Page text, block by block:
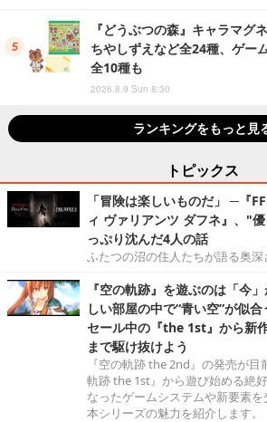
『どうぶつの森』キャラマグ
ちやしずえなど全24種、ゲー
全10種も
2026.8.9 Sun 8:30
ランキングをもっと見
トピックス
「冒険は楽しいものだ」 ─『
ィ ヴァリアンツ ダフネ』、"
っぷり沈んだ4人の話
ふたつの沼の住人たちが語る奥深
『空の軌跡』を遊ぶのは「今
しい部屋の中で“青い空”が似
セール中の『the 1st』から新
まで駆け抜けよう
『空の軌跡 the 2nd』の発売が
軌跡 the 1st』から遊び始める絶
なったゲームシステムや新要素
本シリーズの魅力を紹介します。